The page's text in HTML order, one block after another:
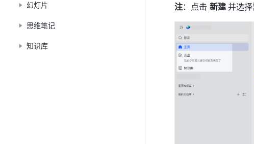
幻灯片
思维笔记
知识库
注：点击 新建 并选